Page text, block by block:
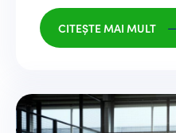
CITEȘTE MAI MULT